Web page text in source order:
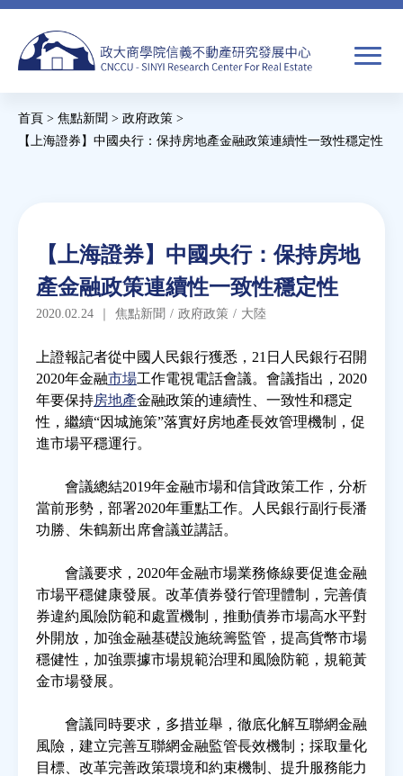
Jump
navigation
搜
搜
尋
焦點新聞
教育推廣
房市分析
研究獎勵
電子報
訂閱電子報
您
首頁 > 焦點新聞 > 政府政策 >
【上海證券】中國央行：保持房地產金融政策連續性一致性穩定性
Back
top
【上海證券】中國央行：保持房地
產金融政策連續性一致性穩定性
2020.02.24 ｜ 焦點新聞 / 政府政策 / 大陸
上證報記者從中國人民銀行獲悉，21日人民銀行召開
2020年金融市場工作電視電話會議。會議指出，2020
年要保持房地產金融政策的連續性、一致性和穩定
性，繼續“因城施策”落實好房地產長效管理機制，促
進市場平穩運行。
會議總結2019年金融市場和信貸政策工作，分析
當前形勢，部署2020年重點工作。人民銀行副行長潘
功勝、朱鶴新出席會議並講話。
會議要求，2020年金融市場業務條線要促進金融
市場平穩健康發展。改革債券發行管理體制，完善債
券違約風險防範和處置機制，推動債券市場高水平對
外開放，加強金融基礎設施統籌監管，提高貨幣市場
穩健性，加強票據市場規範治理和風險防範，規範黃
金市場發展。
會議同時要求，多措並舉，徹底化解互聯網金融
風險，建立完善互聯網金融監管長效機制；採取量化
目標、改革完善政策環境和約束機制、提升服務能力